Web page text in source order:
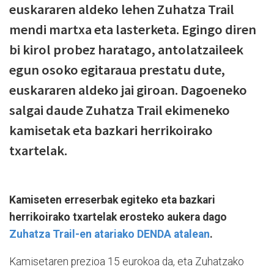
euskararen aldeko lehen Zuhatza Trail
mendi martxa eta lasterketa. Egingo diren
bi kirol probez haratago, antolatzaileek
egun osoko egitaraua prestatu dute,
euskararen aldeko jai giroan. Dagoeneko
salgai daude Zuhatza Trail ekimeneko
kamisetak eta bazkari herrikoirako
txartelak.
Kamiseten erreserbak egiteko eta bazkari
herrikoirako txartelak erosteko aukera dago
Zuhatza Trail-en atariako DENDA atalean.
Kamisetaren prezioa 15 eurokoa da, eta Zuhatzako